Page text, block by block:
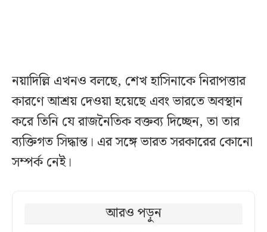
নয়াদিল্লি এখনও বলছে, শেখ হাসিনাকে নিরাপত্তার
কারণে আশ্রয় দেওয়া হয়েছে এবং ভারতে অবস্থান
করে তিনি যে রাজনৈতিক বক্তব্য দিচ্ছেন, তা তার
ব্যক্তিগত সিদ্ধান্ত। এর সঙ্গে ভারত সরকারের কোনো
সম্পর্ক নেই।
আরও পড়ুন